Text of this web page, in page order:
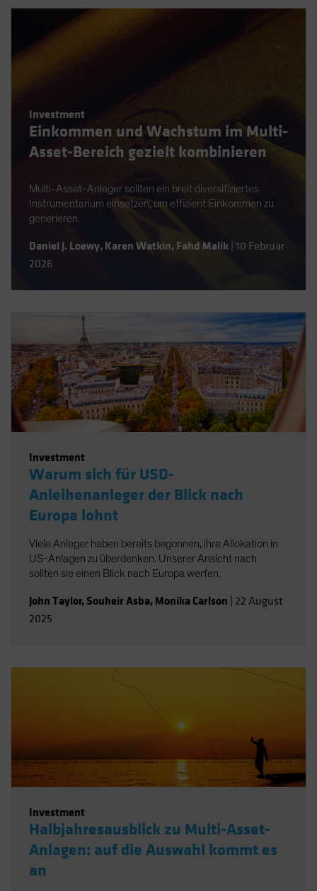
Investment
Einkommen und Wachstum im Multi-
Asset-Bereich gezielt kombinieren
Multi-Asset-Anleger sollten ein breit diversifiziertes
Instrumentarium einsetzen, um effizient Einkommen zu
generieren.
Daniel J. Loewy, Karen Watkin, Fahd Malik 10 Februar
2026
Investment
Warum sich für USD-
Anleihenanleger der Blick nach
Europa lohnt
Viele Anleger haben bereits begonnen, ihre Allokation in
US-Anlagen zu überdenken. Unserer Ansicht nach
sollten sie einen Blick nach Europa werfen.
John Taylor, Souheir Asba, Monika Carlson 22 August
2025
Investment
Halbjahresausblick zu Multi-Asset-
Anlagen: auf die Auswahl kommt es
an